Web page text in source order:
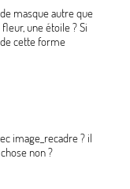
masque autre que
fleur, une étoile? Si
cette forme
image_recadre? il
non?